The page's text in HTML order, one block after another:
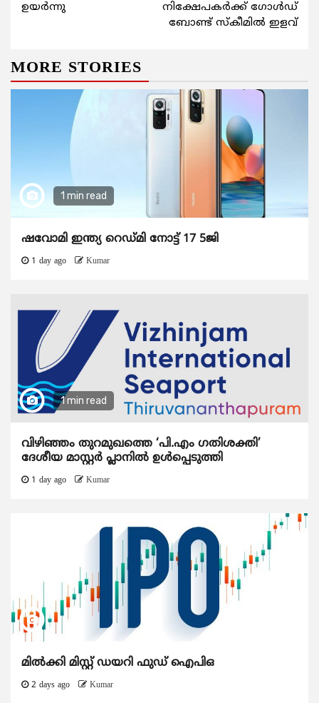
ഉയര്‍ന്നു
നിക്ഷേപകര്‍ക്ക് ഗോള്‍ഡ്
ബോണ്ട് സ്കീമില്‍ ഇളവ്
MORE STORIES
1 min read
ഷവോമി ഇന്ത്യ റെഡ്മി നോട്ട് 17 5ജി
1 day ago Kumar
1 min read
വിഴിഞ്ഞം തുറമുഖത്തെ ‘പി.എം ഗതിശക്തി’
ദേശീയ മാസ്റ്റർ പ്ലാനിൽ ഉൾപ്പെടുത്തി
1 day ago Kumar
മിൽക്കി മിസ്റ്റ് ഡയറി ഫുഡ് ഐപിഒ
2 days ago Kumar